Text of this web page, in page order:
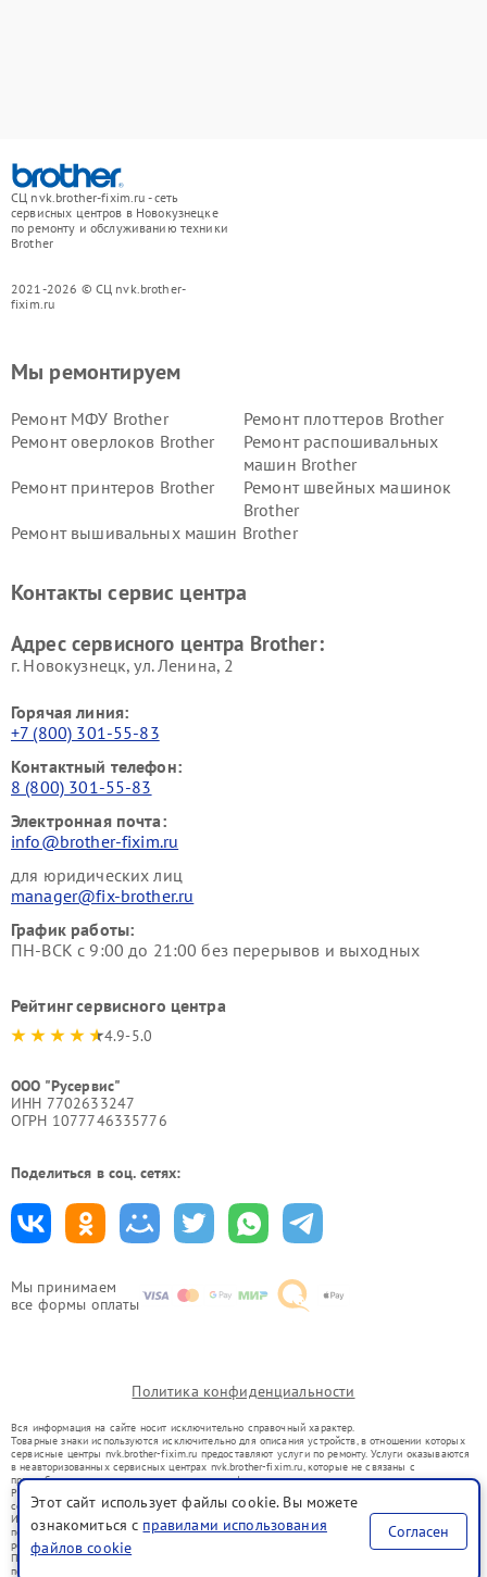
СЦ nvk.brother-fixim.ru - сеть
сервисных центров в Новокузнецке
по ремонту и обслуживанию техники
Brother
2021-2026 © СЦ nvk.brother-
fixim.ru
Мы принимаем
все формы оплаты
Мы ремонтируем
Ремонт МФУ Brother
Ремонт плоттеров Brother
Ремонт оверлоков Brother
Ремонт распошивальных
машин Brother
Ремонт принтеров Brother
Ремонт швейных машинок
Brother
Ремонт вышивальных машин Brother
Контакты сервис центра
Адрес сервисного центра Brother:
г. Новокузнецк, ул. Ленина, 2
Горячая линия:
+7 (800) 301-55-83
Контактный телефон:
8 (800) 301-55-83
Электронная почта:
info@brother-fixim.ru
для юридических лиц
manager@fix-brother.ru
График работы:
ПН-ВСК с 9:00 до 21:00 без перерывов и выходных
Рейтинг сервисного центра
4.9-5.0
ООО "Русервис"
ИНН 7702633247
ОГРН 1077746335776
Поделиться в соц. сетях:
Политика конфиденциальности
Вся информация на сайте носит исключительно справочный характер.
Товарные знаки используются исключительно для описания устройств, в отношении которых
сервисные центры nvk.brother-fixim.ru предоставляют услуги по ремонту. Услуги оказываются
в неавторизованных сервисных центрах nvk.brother-fixim.ru, которые не связаны с
правообладателями товарных знаков или их официальными представителями.
Ремонт осуществляется для устройств, уже введенных в гражданский оборот в соответствии
со статьей 1487 ГК РФ.
Использование товарных знаков не преследует цели индивидуализации услуг или введения
потребителей в заблуждение, а служит для информирования о предоставляемых услугах по
ремонту техники указанных брендов.
Представленная на сайте информация не является публичной офертой, определяемой
положениями Статьи 437(2) Гражданского кодекса РФ
Этот сайт использует файлы cookie. Вы можете
ознакомиться с правилами использования
файлов cookie
Согласен